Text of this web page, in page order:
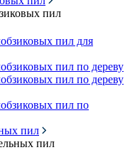
пил
пил для
пил по дереву
пил по дереву
пил по
пил
пил